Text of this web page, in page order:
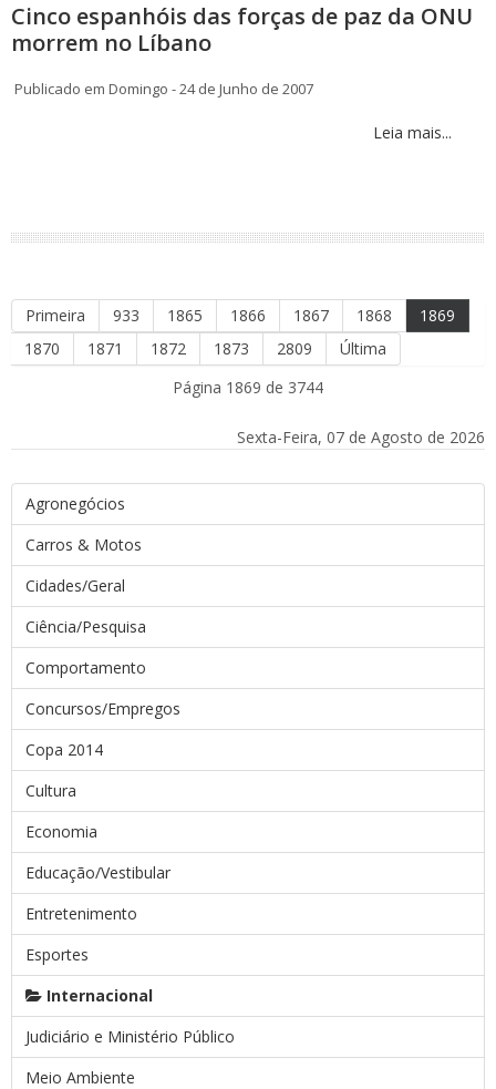
Cinco espanhóis das forças de paz da ONU
morrem no Líbano
Publicado em Domingo - 24 de Junho de 2007
Leia mais...
Primeira 933 1865 1866 1867 1868
1869
1870
1871 1872 1873 2809
Última
Página 1869 de 3744
Sexta-Feira, 07 de Agosto de 2026
Agronegócios
Carros & Motos
Cidades/Geral
Ciência/Pesquisa
Comportamento
Concursos/Empregos
Copa 2014
Cultura
Economia
Educação/Vestibular
Entretenimento
Esportes
Internacional
Judiciário e Ministério Público
Meio Ambiente